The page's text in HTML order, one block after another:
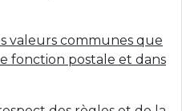
valeurs communes que
fonction postale et dans